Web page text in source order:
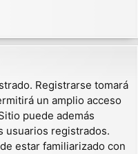
Registrarse tomará
un amplio acceso
puede además
usuarios registrados.
estar familiarizado con